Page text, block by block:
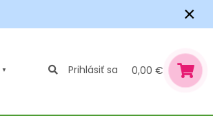
×
Prihlásiť sa 0,00 €